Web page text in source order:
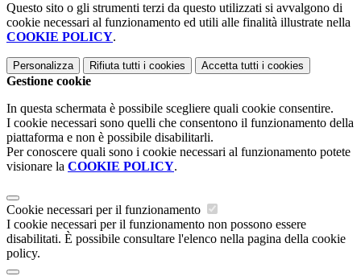
Questo sito o gli strumenti terzi da questo utilizzati si avvalgono di
cookie necessari al funzionamento ed utili alle finalità illustrate nella
COOKIE POLICY.
Personalizza Rifiuta tutti i cookies Accetta tutti i cookies
Gestione cookie
In questa schermata è possibile scegliere quali cookie consentire.
I cookie necessari sono quelli che consentono il funzionamento della
piattaforma e non è possibile disabilitarli.
Per conoscere quali sono i cookie necessari al funzionamento potete
visionare la COOKIE POLICY.
Cookie necessari per il funzionamento
I cookie necessari per il funzionamento non possono essere
disabilitati. È possibile consultare l'elenco nella pagina della cookie
policy.